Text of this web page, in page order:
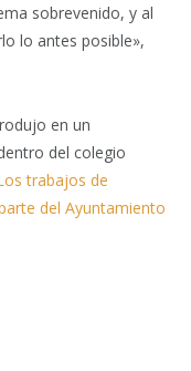
sobrevenido, y al
lo antes posible»,
en un
del colegio
trabajos de
del Ayuntamiento